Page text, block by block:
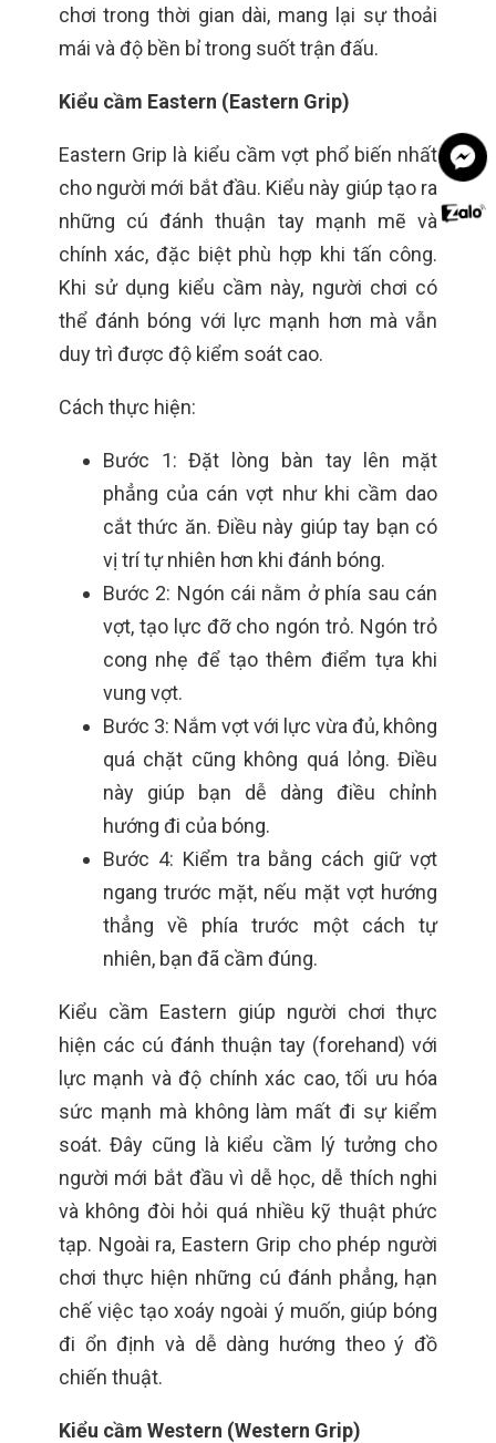
chơi trong thời gian dài, mang lại sự thoải
mái và độ bền bỉ trong suốt trận đấu.
Kiểu cầm Eastern (Eastern Grip)
Eastern Grip là kiểu cầm vợt phổ biến nhất
cho người mới bắt đầu. Kiểu này giúp tạo ra
những cú đánh thuận tay mạnh mẽ và
chính xác, đặc biệt phù hợp khi tấn công.
Khi sử dụng kiểu cầm này, người chơi có
thể đánh bóng với lực mạnh hơn mà vẫn
duy trì được độ kiểm soát cao.
Cách thực hiện:
Bước 1: Đặt lòng bàn tay lên mặt
phẳng của cán vợt như khi cầm dao
cắt thức ăn. Điều này giúp tay bạn có
vị trí tự nhiên hơn khi đánh bóng.
Bước 2: Ngón cái nằm ở phía sau cán
vợt, tạo lực đỡ cho ngón trỏ. Ngón trỏ
cong nhẹ để tạo thêm điểm tựa khi
vung vợt.
Bước 3: Nắm vợt với lực vừa đủ, không
quá chặt cũng không quá lỏng. Điều
này giúp bạn dễ dàng điều chỉnh
hướng đi của bóng.
Bước 4: Kiểm tra bằng cách giữ vợt
ngang trước mặt, nếu mặt vợt hướng
thẳng về phía trước một cách tự
nhiên, bạn đã cầm đúng.
Kiểu cầm Eastern giúp người chơi thực
hiện các cú đánh thuận tay (forehand) với
lực mạnh và độ chính xác cao, tối ưu hóa
sức mạnh mà không làm mất đi sự kiểm
soát. Đây cũng là kiểu cầm lý tưởng cho
người mới bắt đầu vì dễ học, dễ thích nghi
và không đòi hỏi quá nhiều kỹ thuật phức
tạp. Ngoài ra, Eastern Grip cho phép người
chơi thực hiện những cú đánh phẳng, hạn
chế việc tạo xoáy ngoài ý muốn, giúp bóng
đi ổn định và dễ dàng hướng theo ý đồ
chiến thuật.
Kiểu cầm Western (Western Grip)